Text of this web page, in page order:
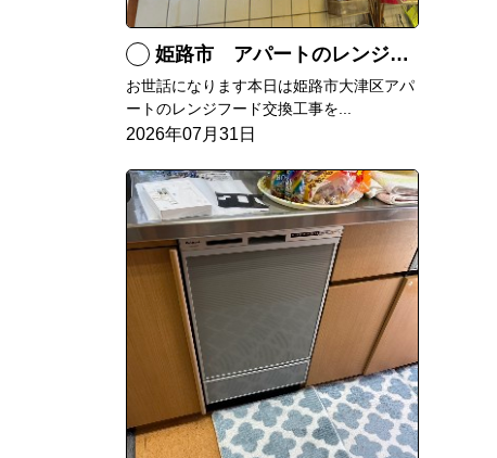
姫路市 アパートのレンジフード交換
お世話になります本日は姫路市大津区アパ
ートのレンジフード交換工事を...
2026年07月31日